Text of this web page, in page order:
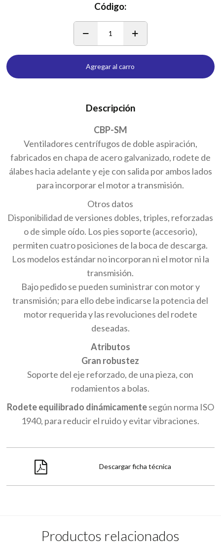
Código:
1
Agregar al carro
Descripción
CBP-SM
Ventiladores centrífugos de doble aspiración,
fabricados en chapa de acero galvanizado, rodete de
álabes hacia adelante y eje con salida por ambos lados
para incorporar el motor a transmisión.
Otros datos
Disponibilidad de versiones dobles, triples, reforzadas
o de simple oído. Los pies soporte (accesorio),
permiten cuatro posiciones de la boca de descarga.
Los modelos estándar no incorporan ni el motor ni la
transmisión.
Bajo pedido se pueden suministrar con motor y
transmisión; para ello debe indicarse la potencia del
motor requerida y las revoluciones del rodete
deseadas.
Atributos
Gran robustez
Soporte del eje reforzado, de una pieza, con
rodamientos a bolas.
Rodete equilibrado dinámicamentesegún norma ISO
1940, para reducir el ruido y evitar vibraciones.
Descargar ficha técnica
Productos relacionados